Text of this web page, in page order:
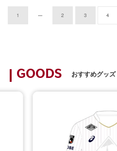
1 2 3 4
GOODS おすすめグッズ